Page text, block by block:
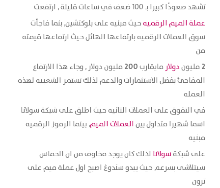
تشهد صعودًا كبيرا بـ 100 ضعف في ساعات قليلة , ارتفعت
عملة الميم الرقميهحيث مبنيه على بلوكتشين, بنما فاجأت
سوق العملات الرقميه بارتفاعها الهائل حيث ارتفاعها قيمته
من
2 مليوندولار مايقارب200 مليون دولار , وجاء هذا الارتفاع
المفاجئ بفضل الاستثمارات والدعم لذلك تستمر الشعبيه لهذه
العمله
في التفوق على العملات التانيه حيث اطلق على شبكة سولانا
اسما شهيرا متداول بينالعملات الميم, بينما الرموز الرقميه
مبنيه
على شبكةسولانا لذلك كان يوجد مخاوف من ان الحماس
سيتلاشى بسرعه, حيث يبدو سندوغ اصبح اول عملة ميم على
ترون